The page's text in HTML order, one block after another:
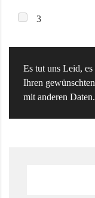
3
Es tut uns Leid,
Ihren
mit anderen Daten.